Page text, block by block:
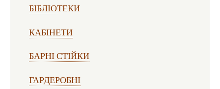
БІБЛІОТЕКИ
КАБІНЕТИ
БАРНІ СТІЙКИ
ГАРДЕРОБНІ